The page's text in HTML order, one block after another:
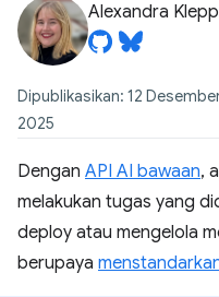
Alexandra
Dipublikasikan: 12
2025
Dengan API AI bawaan,
melakukan tugas yang
deploy atau mengelola
berupaya